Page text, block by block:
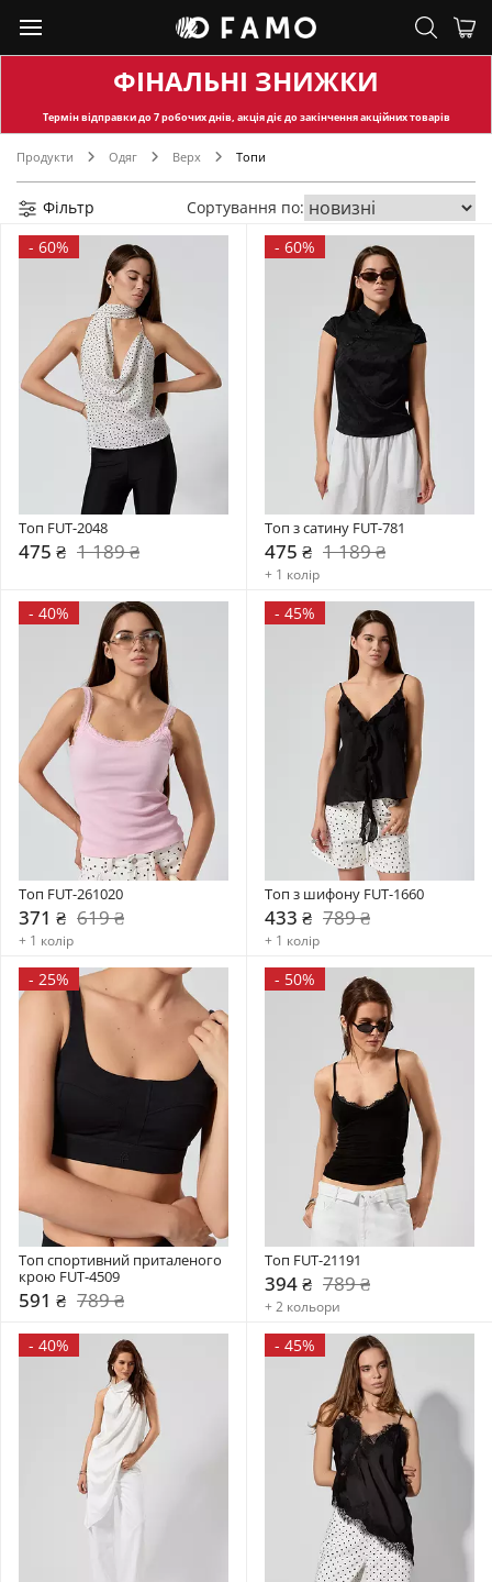
ФІНАЛЬНІ ЗНИЖКИ
Термін відправкидо 7 робочих днів, акція діє до закінчення акційних товарів
Продукти Одяг Верх Топи
Фільтр
Сортування по:
- 60%
Топ FUT-2048
475 ₴ 1 189 ₴
- 60%
Топ з сатину FUT-781
475 ₴ 1 189 ₴
+ 1 колір
- 40%
Топ FUT-261020
371 ₴ 619 ₴
+ 1 колір
- 45%
Топ з шифону FUT-1660
433 ₴ 789 ₴
+ 1 колір
- 25%
Топ спортивний приталеного
крою FUT-4509
591 ₴ 789 ₴
- 50%
Топ FUT-21191
394 ₴ 789 ₴
+ 2 кольори
- 40% - 45%